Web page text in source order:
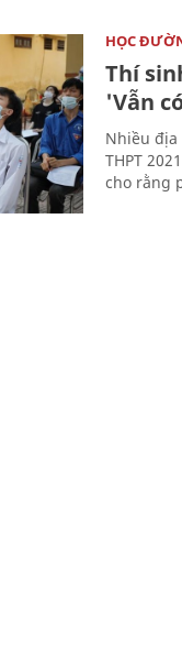
HỌC
Thí
'Vẫn
Nhiều
THPT
cho rằng